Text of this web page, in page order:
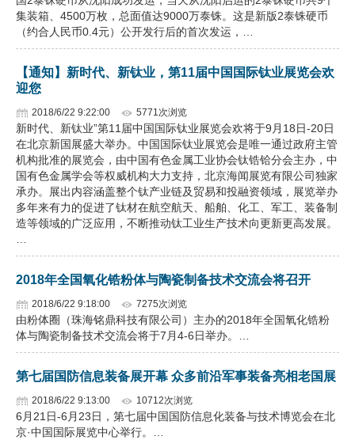
集装箱、4500万枚，总面值达9000万泰铢。这是新版2泰铢硬币
（约合人民币0.4元）公开发行后的首次发运，…
【通知】新时代、新钛业，第11届中国国际钛业展览会欢
迎您
2018/6/22 9:22:00 5771次浏览
新时代、新钛业”第11届中国国际钛业展览会欢将于9月18日-20日
在北京新国展盛大举办。中国国际钛业展览会是唯一通过政府主管
机构批准的展览会，由中国有色金属工业协会钛锆铪分会主办，中
国有色金属学会等权威机构大力支持，北京海闻展览有限公司独家
承办。展出内容涵盖整个钛产业链及贸易和投融资领域，展览举办
多年来有力的促进了钛材在航空航天、船舶、化工、军工、装备制
造等领域的广泛应用，不断推动钛工业生产技术向更新更高发展。
2018年全国氧化锆粉体与陶瓷制备技术交流会将召开
2018/6/22 9:18:00 7275次浏览
由粉体圈（珠海铭鼎科技有限公司）主办的2018年全国氧化锆粉
体与陶瓷制备技术交流会将于7月4-6日举办。…
第七届国防信息装备展开幕 众多前沿军事装备亮相老国展
2018/6/22 9:13:00 10712次浏览
6月21日-6月23日，第七届中国国防信息化装备与技术博览会在北
京·中国国际展览中心举行。…